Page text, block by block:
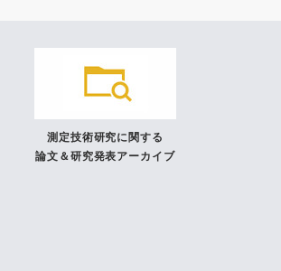
測定技術研究に関する
論文＆研究発表アーカイブ